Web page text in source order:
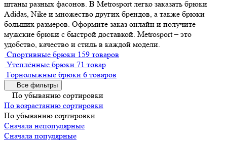
штаны разных фасонов. В Metrosport легко заказать брюки
Adidas, Nike и множество других брендов, а также брюки
больших размеров. Оформите заказ онлайн и получите
мужские брюки с быстрой доставкой. Metrosport – это
удобство, качество и стиль в каждой модели.
Спортивные брюки 159 товаров
Утеплённые брюки 71 товар
Горнолыжные брюки 6 товаров
Все фильтры
По убыванию сортировки
По возрастанию сортировки
По убыванию сортировки
Сначала непопулярные
Сначала популярные